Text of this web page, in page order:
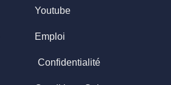
Youtube
Emploi
Confidentialité